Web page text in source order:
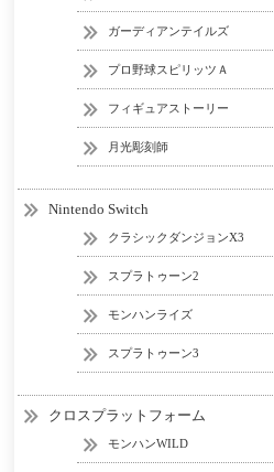
ガーディアンテイルズ
プロ野球スピリッツＡ
フィギュアストーリー
月光彫刻師
Nintendo Switch
クラシックダンジョンX3
スプラトゥーン2
モンハンライズ
スプラトゥーン3
クロスプラットフォーム
モンハンWILD